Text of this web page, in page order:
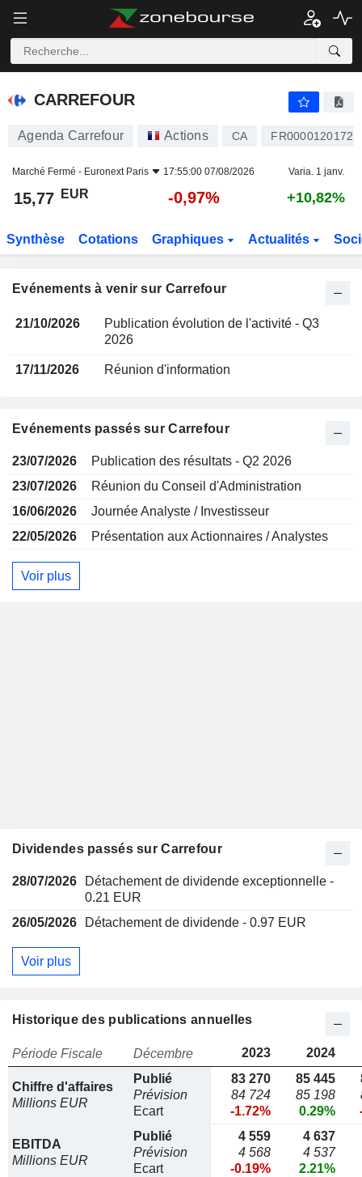
CARREFOUR
CARREFOUR
Agenda Carrefour Actions CA FR0000120172
Marché Fermé - Euronext Paris 17:55:00 07/08/2026 Varia. 1 janv.
15,77 EUR -0,97% +10,82%
Synthèse Cotations Graphiques Actualités
Evénements à venir sur Carrefour
21/10/2026
Publication évolution de l'activité - Q3
2026
17/11/2026 Réunion d'information
Evénements passés sur Carrefour
23/07/2026
Publication des résultats - Q2 2026
23/07/2026
Réunion du Conseil d'Administration
16/06/2026
Journée Analyste / Investisseur
22/05/2026
Présentation aux Actionnaires / Analystes
Voir plus
Dividendes passés sur Carrefour
28/07/2026
Détachement de dividende exceptionnelle -
0.21 EUR
26/05/2026
Détachement de dividende - 0.97 EUR
Voir plus
Historique des publications annuelles
Période Fiscale Décembre 2023 2024
Chiffre d'affaires
Millions EUR
Publié
Prévision
Ecart
83 270
84 724
-1.72%
85 445
85 198
0.29%
EBITDA
Millions EUR
Publié
Prévision
Ecart
4 559
4 568
-0.19%
4 637
4 537
2.21%